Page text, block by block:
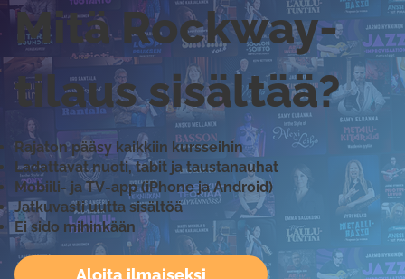
Aloita ilmaiseksi
Mitä Rockway-
tilaus sisältää?
Rajaton pääsy kaikkiin kursseihin
Ladattavat nuoti, tabit ja taustanauhat
Mobiili- ja TV-app (iPhone ja Android)
Jatkuvasti uutta sisältöä
Ei sido mihinkään